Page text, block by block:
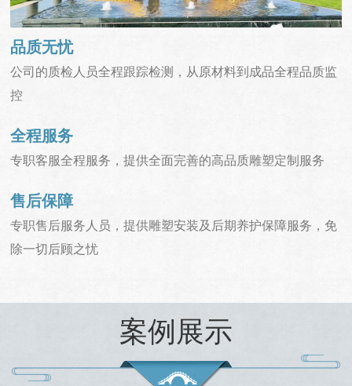
品质无忧
公司的质检人员全程跟踪检测，从原材料到成品全程品质监
控
全程服务
专职客服全程服务，提供全面完善的高品质雕塑定制服务
售后保障
专职售后服务人员，提供雕塑安装及后期养护保障服务，免
除一切后顾之忧
案例展示